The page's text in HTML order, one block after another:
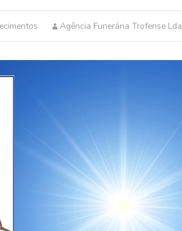
Agência Funerária Trofense Lda